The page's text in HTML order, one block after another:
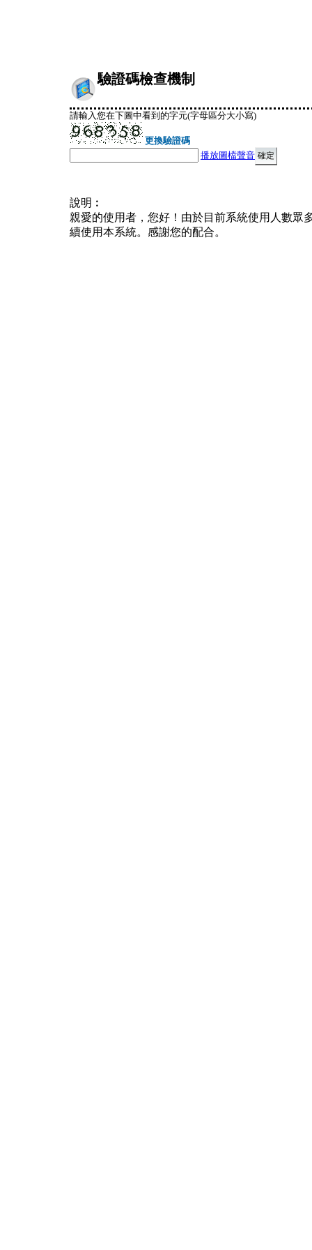
驗證碼檢查機制
請輸入您在下圖中看到的字元(字母區分大小寫)
更換驗證碼
播放圖檔聲音
說明︰
親愛的使用者，您好！由於目前系統使用人數眾
續使用本系統。感謝您的配合。